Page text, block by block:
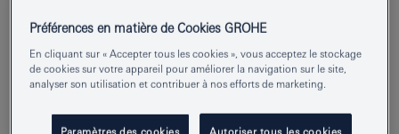
Préférences en matière de Cookies GROHE
En cliquant sur « Accepter tous les cookies », vous acceptez le stockage
de cookies sur votre appareil pour améliorer la navigation sur le site,
analyser son utilisation et contribuer à nos efforts de marketing.